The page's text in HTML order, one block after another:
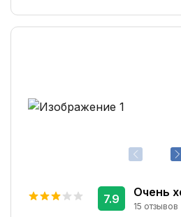
Очень
15 отзывов
7.9